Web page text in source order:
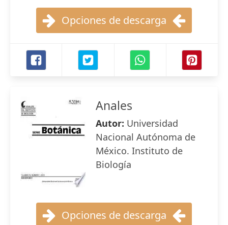
Opciones de descarga
Anales
Autor: Universidad
Nacional Autónoma de
México. Instituto de
Biología
Opciones de descarga